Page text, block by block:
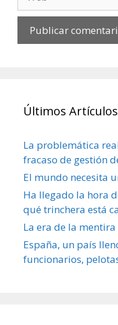
Últimos Artículos
La problemática
fracaso de gestión
El mundo necesita
Ha llegado la hora
qué trinchera está
La era de la mentira
España, un país
funcionarios,